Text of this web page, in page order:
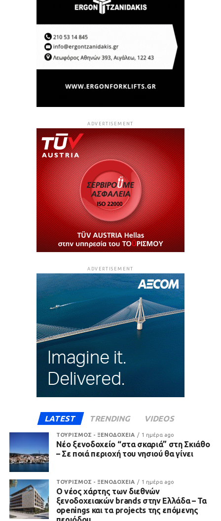
ADVERTISEMENT
ADVERTISEMENT
LATEST TRENDING VIDEOS
ΤΟΥΡΙΣΜΟΣ - ΞΕΝΟΔΟΧΕΙΑ 1 ημέρα ago
Νέο ξενοδοχείο “στα σκαριά” στη Σκιάθο
– Σε ποιά περιοχή του νησιού θα γίνει
ΤΟΥΡΙΣΜΟΣ - ΞΕΝΟΔΟΧΕΙΑ 1 ημέρα ago
Ο νέος χάρτης των διεθνών
ξενοδοχειακών brands στην Ελλάδα – Τα
openings και τα projects της επόμενης